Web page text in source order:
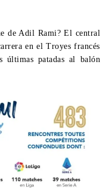
de Adil Rami? El central
en el Troyes francés
últimas patadas al balón